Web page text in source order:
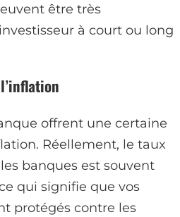
être très
à court ou long
offrent une certaine
Réellement, le taux
banques est souvent
qui signifie que vos
protégés contre les